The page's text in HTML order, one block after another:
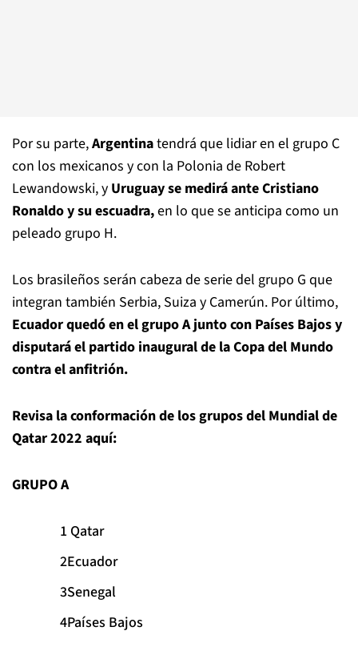
Por su parte,Argentinatendrá que lidiar en el grupo C
con los mexicanos y con la Polonia de Robert
Lewandowski, y Uruguay se medirá ante Cristiano
Ronaldo y su escuadra,en lo que se anticipa como un
peleado grupo H.
Los brasileños serán cabeza de serie del grupo G que
integran también Serbia, Suiza y Camerún. Por último,
Ecuador quedó en el grupo A junto con Países Bajos y
disputará el partido inaugural de la Copa del Mundo
contra el anfitrión.
Revisa la conformación de los grupos del Mundial de
Qatar 2022 aquí:
GRUPO A
Qatar
Ecuador
Senegal
Países Bajos